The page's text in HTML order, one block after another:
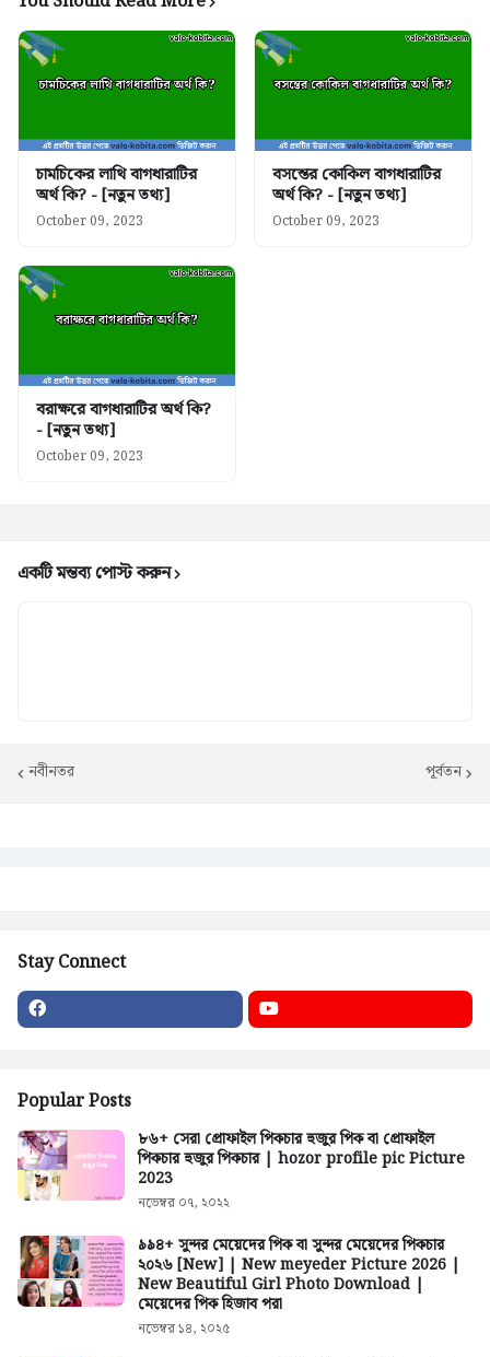
চামচিকের লাথি বাগধারাটির
অর্থ কি? - [নতুন তথ্য]
October 09, 2023
বসন্তের কোকিল বাগধারাটির
অর্থ কি? - [নতুন তথ্য]
October 09, 2023
বরাক্ষরে বাগধারাটির অর্থ কি?
- [নতুন তথ্য]
October 09, 2023
একটি মন্তব্য পোস্ট করুন
নবীনতর পূর্বতন
Stay Connect
Popular Posts
৮৬+ সেরা প্রোফাইল পিকচার হুজুর পিক বা প্রোফাইল
পিকচার হুজুর পিকচার | hozor profile pic Picture
2023
নভেম্বর ০৭, ২০২২
৯৯৪+ সুন্দর মেয়েদের পিক বা সুন্দর মেয়েদের পিকচার
২০২৬ [New] | New meyeder Picture 2026 |
New Beautiful Girl Photo Download |
মেয়েদের পিক হিজাব পরা
নভেম্বর ১৪, ২০২৫